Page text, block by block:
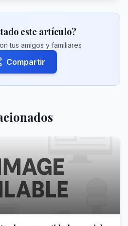
este artículo?
tus amigos y familiares
Compartir